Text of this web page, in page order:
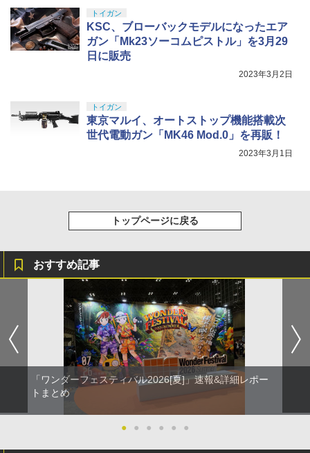
トイガン
KSC、ブローバックモデルになったエア
ガン「Mk23ソーコムピストル」を3月29
日に販売
2023年3月2日
トイガン
東京マルイ、オートストップ機能搭載次
世代電動ガン「MK46 Mod.0」を再販！
2023年3月1日
トップページに戻る
おすすめ記事
「ワンダーフェスティバル2026[夏]」速報&詳細レポー
トまとめ
● ● ● ● ● ●